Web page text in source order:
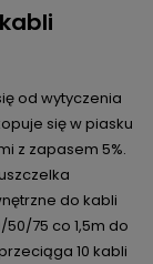
od wytyczenia
się w piasku
z zapasem 5%.
do kabli
75 co 1,5m do
10 kabli